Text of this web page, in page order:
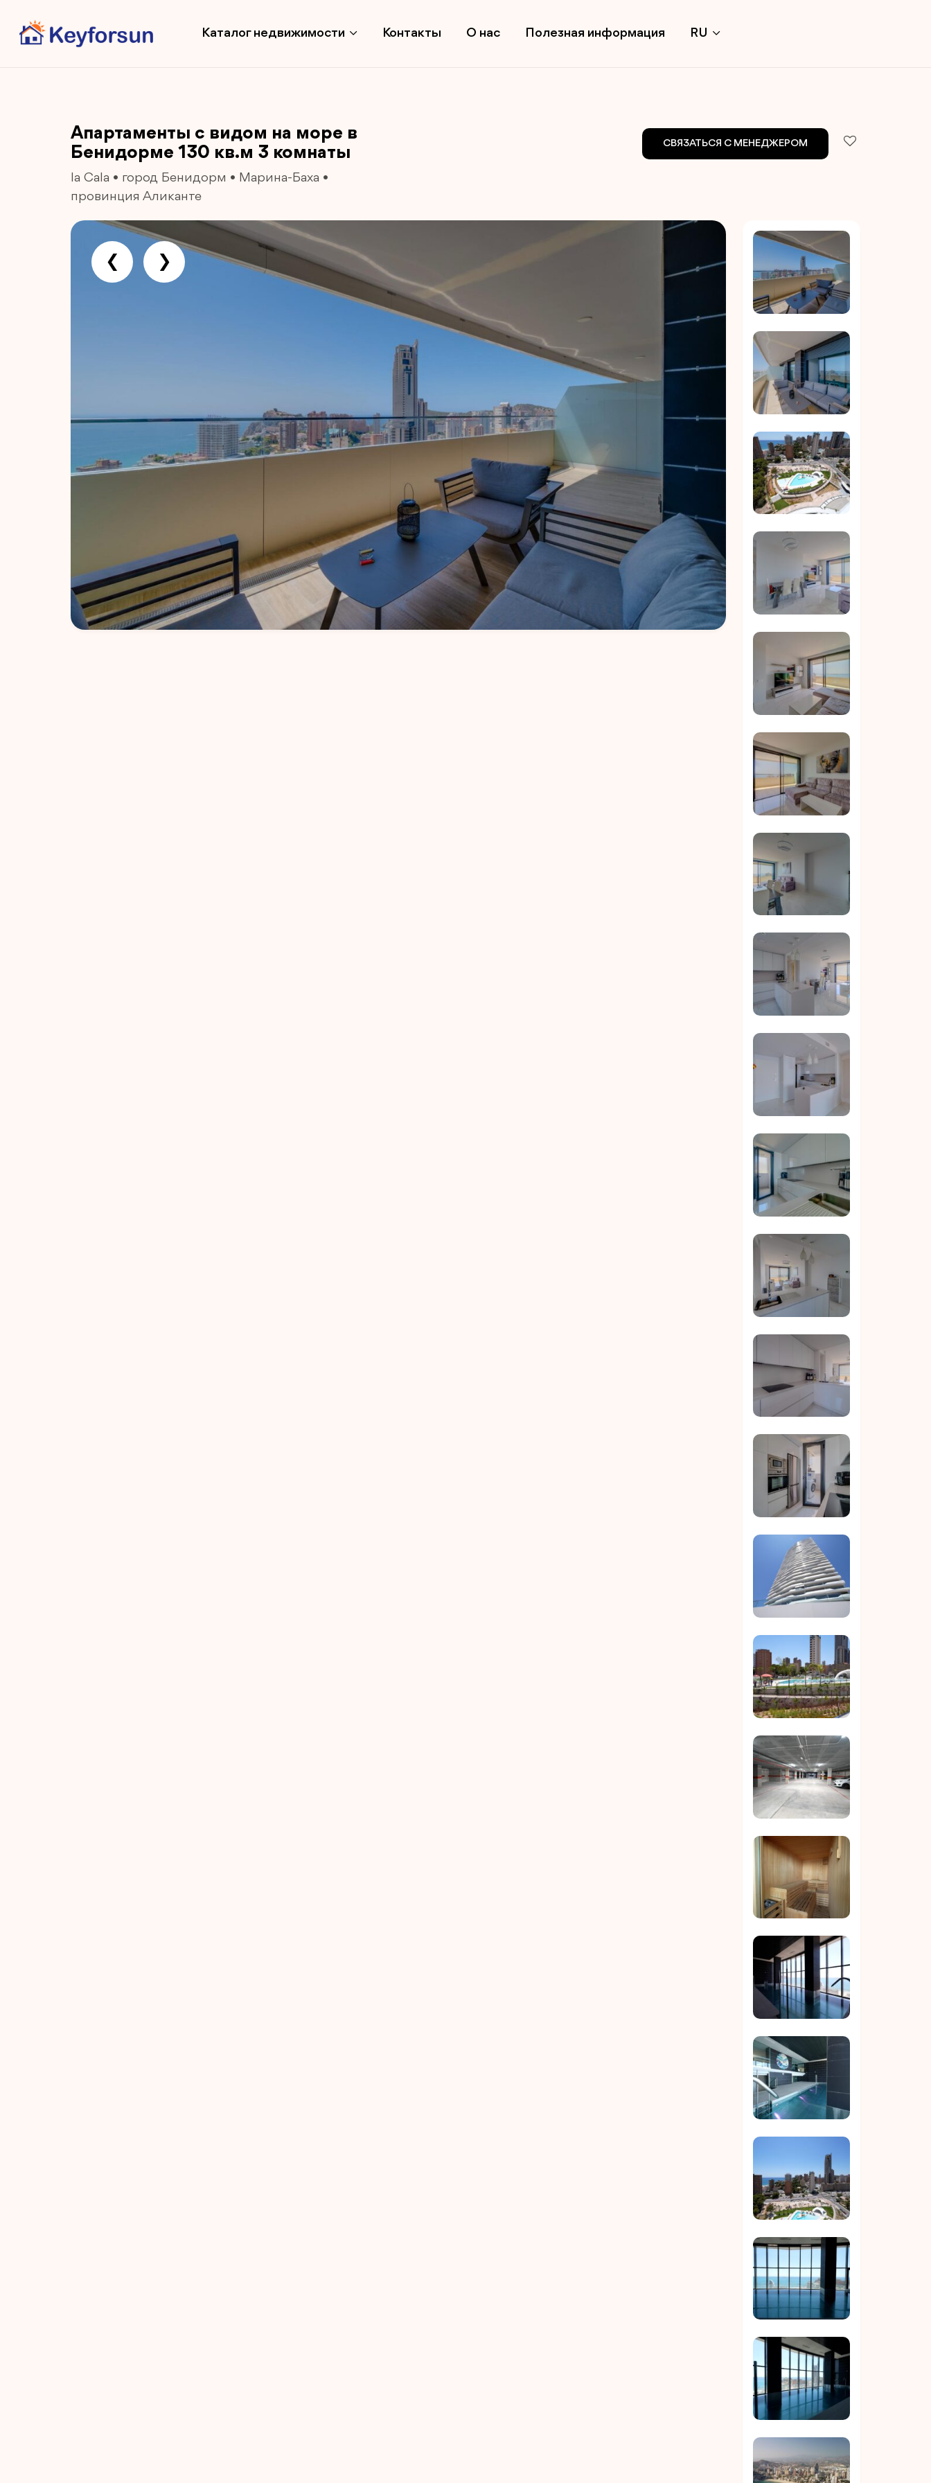
Каталог недвижимости Контакты О нас Полезная информация RU
Апартаменты с видом на море в
Бенидорме 130 кв.м 3 комнаты
la Cala • город Бенидорм • Марина-Баха •
провинция Аликанте
СВЯЗАТЬСЯ С МЕНЕДЖЕРОМ
❮
Previous
❯
Next